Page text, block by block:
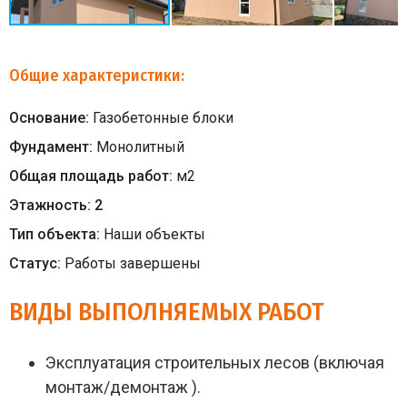
Общие характеристики:
Основание: Газобетонные блоки
Фундамент: Монолитный
Общая площадь работ: м2
Этажность: 2
Тип объекта: Наши объекты
Статус: Работы завершены
ВИДЫ ВЫПОЛНЯЕМЫХ РАБОТ
Эксплуатация строительных лесов (включая
монтаж/демонтаж ).